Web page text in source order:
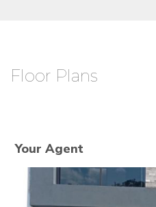
Floor Plans
Your Agent